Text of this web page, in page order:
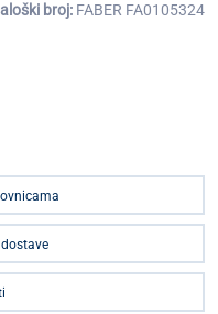
broj: FABER FA0105324